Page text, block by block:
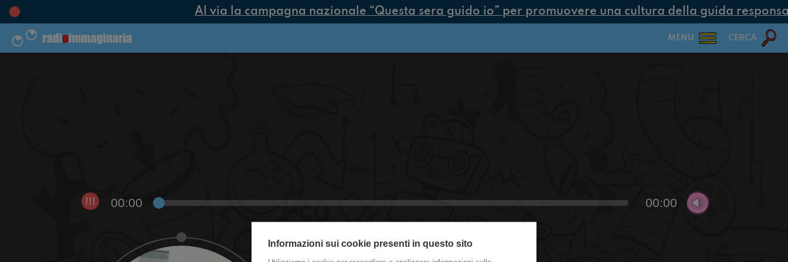
Al via la campagna nazionale “Questa sera guido io” per promuovere una cultura della guida
MENU CERCA
!!! 00:00 00:00
Informazioni sui cookie presenti in questo sito